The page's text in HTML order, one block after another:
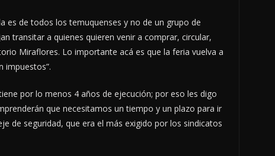
es de todos los temuquenses y no de un grupo de
transitar a quienes quieren venir a comprar, circular,
Miraflores. Lo importante acá es que la feria vuelva a
impuestos”.
por lo menos 4 años de ejecución; por eso les digo
que necesitamos un tiempo y un plazo para ir
de seguridad, que era el más exigido por los sindicatos